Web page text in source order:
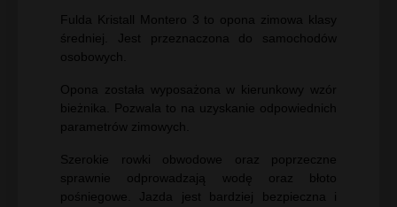
Fulda Kristall Montero 3 to opona zimowa klasy
średniej. Jest przeznaczona do samochodów
osobowych.
Opona została wyposażona w kierunkowy wzór
bieżnika. Pozwala to na uzyskanie odpowiednich
parametrów zimowych.
Szerokie rowki obwodowe oraz poprzeczne
sprawnie odprowadzają wodę oraz błoto
pośniegowe. Jazda jest bardziej bezpieczna i